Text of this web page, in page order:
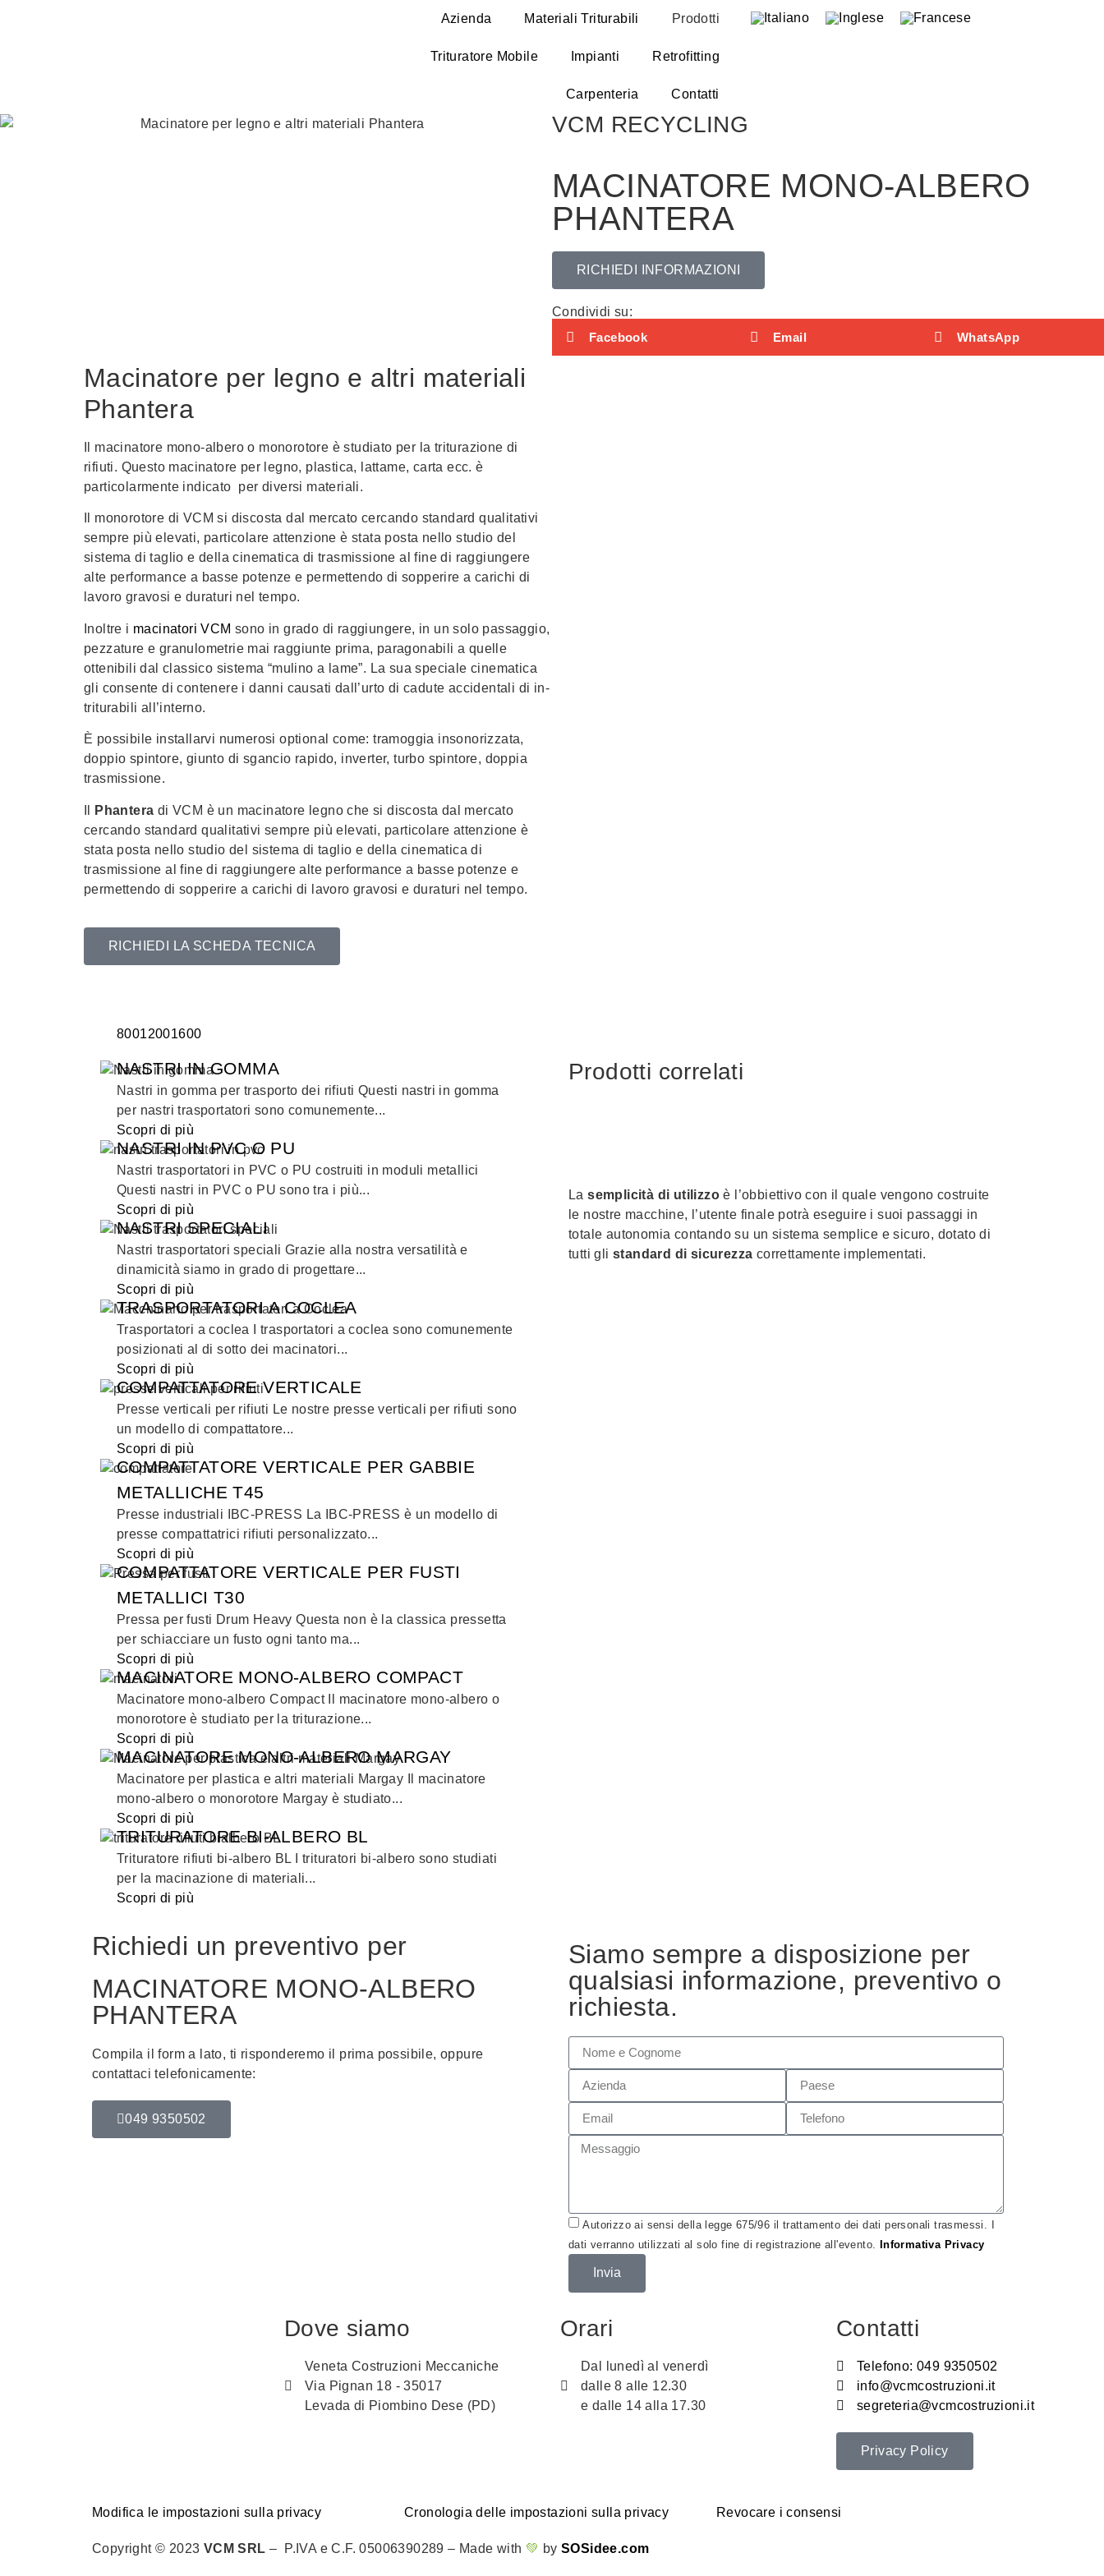
Azienda Materiali Triturabili Prodotti
Trituratore Mobile Impianti Retrofitting
Carpenteria Contatti
VCM RECYCLING
MACINATORE MONO-ALBERO
PHANTERA
RICHIEDI INFORMAZIONI
Condividi su:
Facebook
Email WhatsApp
Macinatore per legno e altri materiali
Phantera
Il macinatore mono-albero o monorotore è studiato per la triturazione di
rifiuti. Questo macinatore per legno, plastica, lattame, carta ecc. è
particolarmente indicato per diversi materiali.
Il monorotore di VCM si discosta dal mercato cercando standard qualitativi
sempre più elevati, particolare attenzione è stata posta nello studio del
sistema di taglio e della cinematica di trasmissione al fine di raggiungere
alte performance a basse potenze e permettendo di sopperire a carichi di
lavoro gravosi e duraturi nel tempo.
Inoltre i macinatori VCM sono in grado di raggiungere, in un solo passaggio,
pezzature e granulometrie mai raggiunte prima, paragonabili a quelle
ottenibili dal classico sistema “mulino a lame”. La sua speciale cinematica
gli consente di contenere i danni causati dall’urto di cadute accidentali di in-
triturabili all’interno.
È possibile installarvi numerosi optional come: tramoggia insonorizzata,
doppio spintore, giunto di sgancio rapido, inverter, turbo spintore, doppia
trasmissione.
Phantera di VCM è un macinatore legno che si discosta dal mercato
cercando standard qualitativi sempre più elevati, particolare attenzione è
stata posta nello studio del sistema di taglio e della cinematica di
trasmissione al fine di raggiungere alte performance a basse potenze e
permettendo di sopperire a carichi di lavoro gravosi e duraturi nel tempo.
RICHIEDI LA SCHEDA TECNICA
80012001600
NASTRI IN GOMMA
Nastri in gomma per trasporto dei rifiuti Questi nastri in gomma
per nastri trasportatori sono comunemente...
Scopri di più
NASTRI IN PVC O PU
Nastri trasportatori in PVC o PU costruiti in moduli metallici
Questi nastri in PVC o PU sono tra i più...
Scopri di più
NASTRI SPECIALI
Nastri trasportatori speciali Grazie alla nostra versatilità e
dinamicità siamo in grado di progettare...
Scopri di più
TRASPORTATORI A COCLEA
Trasportatori a coclea I trasportatori a coclea sono comunemente
posizionati al di sotto dei macinatori...
Scopri di più
COMPATTATORE VERTICALE
Presse verticali per rifiuti Le nostre presse verticali per rifiuti sono
un modello di compattatore...
Scopri di più
COMPATTATORE VERTICALE PER GABBIE
METALLICHE T45
Presse industriali IBC-PRESS La IBC-PRESS è un modello di
presse compattatrici rifiuti personalizzato...
Scopri di più
COMPATTATORE VERTICALE PER FUSTI
METALLICI T30
Pressa per fusti Drum Heavy Questa non è la classica pressetta
per schiacciare un fusto ogni tanto ma...
Scopri di più
MACINATORE MONO-ALBERO COMPACT
Macinatore mono-albero Compact Il macinatore mono-albero o
monorotore è studiato per la triturazione...
Scopri di più
MACINATORE MONO-ALBERO MARGAY
Macinatore per plastica e altri materiali Margay Il macinatore
mono-albero o monorotore Margay è studiato...
Scopri di più
TRITURATORE BI-ALBERO BL
Trituratore rifiuti bi-albero BL I trituratori bi-albero sono studiati
per la macinazione di materiali...
Scopri di più
Prodotti correlati
Lasemplicità di utilizzo è l’obbiettivo con il quale vengono costruite
le nostre macchine, l’utente finale potrà eseguire i suoi passaggi in
totale autonomia contando su un sistema semplice e sicuro, dotato di
tutti gli standard di sicurezza correttamente implementati.
Richiedi un preventivo per
MACINATORE MONO-ALBERO
PHANTERA
Compila il form a lato, ti risponderemo il prima possibile, oppure
contattaci telefonicamente:
049 9350502
Siamo sempre a disposizione per
qualsiasi informazione, preventivo o
richiesta.
Autorizzo ai sensi della legge 675/96 il trattamento dei dati personali trasmessi. I
dati verranno utilizzati al solo fine di registrazione all'evento. Informativa Privacy
Invia
Dove siamo
Veneta Costruzioni Meccaniche
Via Pignan 18 - 35017
Levada di Piombino Dese (PD)
Orari
Dal lunedì al venerdì
dalle 8 alle 12.30
e dalle 14 alla 17.30
Contatti
Telefono: 049 9350502
info@vcmcostruzioni.it
segreteria@vcmcostruzioni.it
Privacy Policy
Modifica le impostazioni sulla privacy Cronologia delle impostazioni sulla privacy Revocare i consensi
Copyright © 2023 VCM SRL – P.IVA e C.F. 05006390289 – Made with 💚 by SOSidee.com